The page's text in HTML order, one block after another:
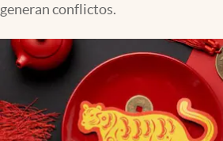
abre en nueva pestaña
México
generan conflictos.